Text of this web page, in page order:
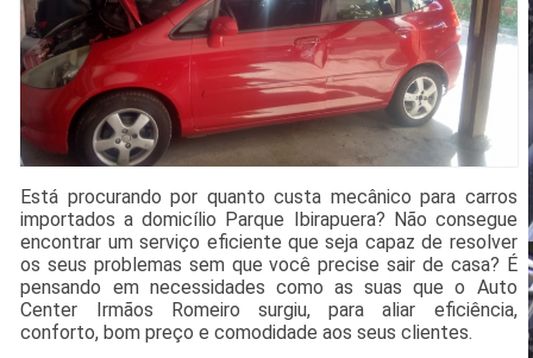
Está procurando por quanto custa mecânico para carros
importados a domicílio Parque Ibirapuera? Não consegue
encontrar um serviço eficiente que seja capaz de resolver
os seus problemas sem que você precise sair de casa? É
pensando em necessidades como as suas que o Auto
Center Irmãos Romeiro surgiu, para aliar eficiência,
conforto, bom preço e comodidade aos seus clientes.